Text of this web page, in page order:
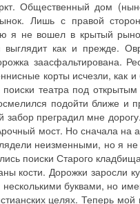
Общественный дом
Лишь с правой
я не вошел в крытый
как и прежде.
заасфальтирована.
корты исчезли, как
театра под
подойти ближе и
забор преградил мне
мост. Но сначала на
неизменными, но я
поиски Старого
кости. Дорожки заросли
несколькими буквами, но
целях. Теперь